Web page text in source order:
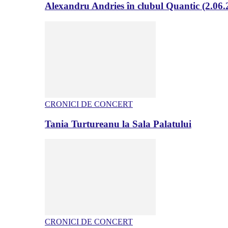
Alexandru Andries în clubul Quantic
CRONICI DE CONCERT
Tania Turtureanu la Sala Palatului
CRONICI DE CONCERT